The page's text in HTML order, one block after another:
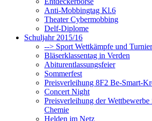
Anti-Mobbingtag Kl.6
Theater Cybermobbing
Delf-Diplome
Schuljahr 2015/16
--> Sport Wettkämpfe und
Bläserklassentag in Verden
Abiturentlassungsfeier
Sommerfest
Preisverleihung 8F2 Be-Smart-
Concert Night
Preisverleihung der
Chemie
Helden im Netz